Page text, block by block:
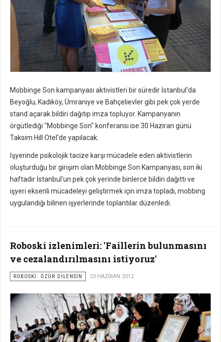
Mobbinge Son kampanyası aktivistleri bir süredir İstanbul'da
Beyoğlu, Kadıköy, Ümraniye ve Bahçelievler gibi pek çok yerde
stand açarak bildiri dağıtıp imza topluyor. Kampanyanın
örgütlediği "Mobbinge Son" konferansı ise 30 Haziran günü
Taksim Hill Otel'de yapılacak.
İşyerinde psikolojik tacize karşı mücadele eden aktivistlerin
oluşturduğu bir girişim olan Mobbinge Son Kampanyası, son iki
haftadır İstanbul'un pek çok yerinde binlerce bildiri dağıttı ve
işyeri eksenli mücadeleyi geliştirmek için imza topladı, mobbing
uygulandığı bilinen işyerlerinde toplantılar düzenledi.
Roboski izlenimleri: 'Faillerin bulunmasını
ve cezalandırılmasını istiyoruz'
ROBOSKİ: ÖZÜR DİLENSİN 23 HAZIRAN 2012